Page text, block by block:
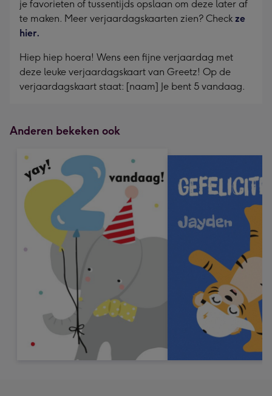
je favorieten of tussentijds opslaan om deze later af
te maken. Meer verjaardagskaarten zien? Check ze
hier.
Hiep hiep hoera! Wens een fijne verjaardag met
deze leuke verjaardagskaart van Greetz! Op de
verjaardagskaart staat: [naam] Je bent 5 vandaag.
Anderen bekeken ook